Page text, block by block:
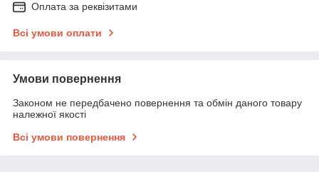
Оплата за реквізитами
Всі умови оплати
Умови повернення
Законом не передбачено повернення та обмін даного товару
належної якості
Всі умови повернення